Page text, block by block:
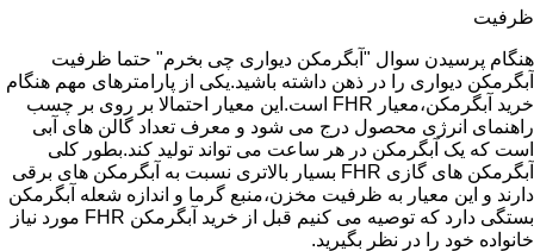
ظرفیت
هنگام پرسیدن سوال "آبگرمکن دیواری چی بخرم" حتما ظرفیت
آبگرمکن دیواری را در ذهن داشته باشید.یکی از پارامترهای مهم هنگام
خرید آبگرمکن،معیار FHR است.این معیار احتمالا بر روی بر چسب
راهنمای انرژی محصول درج می شود و معرف تعداد گالن های آبی
است که یک آبگرمکن در هر ساعت می تواند تولید کند.بطور کلی
آبگرمکن های گازی FHR بسیار بالاتری نسبت به آبگرمکن های برقی
دارند و این معیار به ظرفیت مخزن،منبع گرما و اندازه شعله آبگرمکن
بستگی دارد که توصیه می کنیم قبل از خرید آبگرمکن FHR مورد نیاز
خانواده خود را در نظر بگیرید.